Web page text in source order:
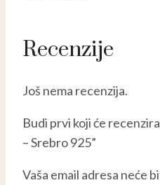
Recenzije
Još nema recenzija.
Budi prvi koji će
– Srebro 925”
Vaša email adresa neće